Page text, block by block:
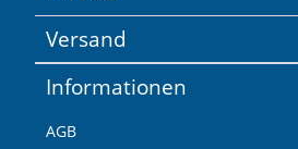
Informationen
AGB
Versand